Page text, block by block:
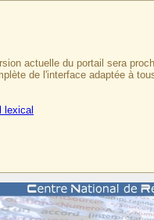
actuelle du portail sera
de l'interface adaptée à
lexical